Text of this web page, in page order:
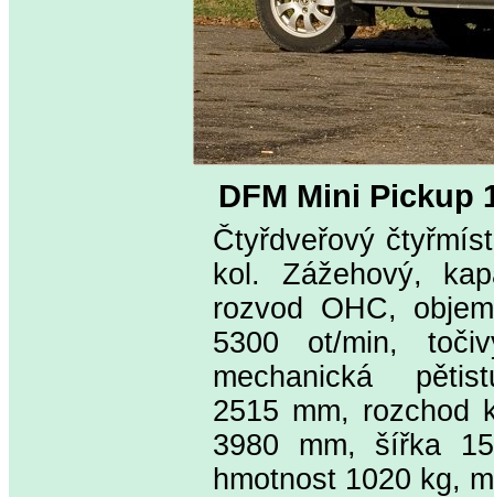
DFM Mini Pickup
Čtyřdveřový
kol. Zážehový,
rozvod OHC,
5300 ot/min,
mechanická
2515 mm, rozchod
3980 mm, šířka
hmotnost 1020 kg,